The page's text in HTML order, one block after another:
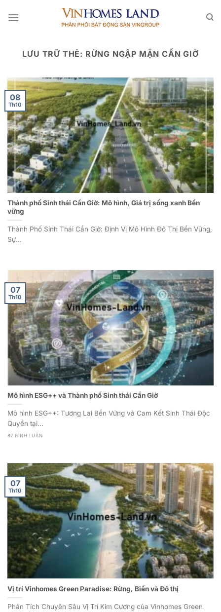
qua
LƯU TRỮ THẺ: RỪNG NGẬP MẶN CẦN GIỜ
Thành phố Sinh thái Cần Giờ: Mô hình, Giá trị sống xanh Bền
vững
Thành Phố Sinh Thái Cần Giờ: Định Vị Mô Hình Đô Thị Bền Vững,
Sự...
08
Th10
Mô hình ESG++ và Thành phố Sinh thái Cần Giờ
Mô hình ESG++: Tương Lai Bền Vững và Cam Kết Sinh Thái Độc
Quyền tại...
87 BÌNH LUẬN
07
Th10
Vị trí Vinhomes Green Paradise: Rừng, Biển và Đô thị
Phân Tích Chuyên Sâu Vị Trí Kim Cương của Vinhomes Green
07
Th10